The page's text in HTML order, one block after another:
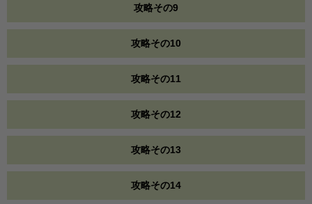
攻略その9
攻略その10
攻略その11
攻略その12
攻略その13
攻略その14